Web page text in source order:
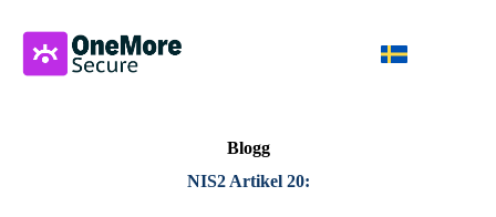
Blogg
NIS2 Artikel 20: